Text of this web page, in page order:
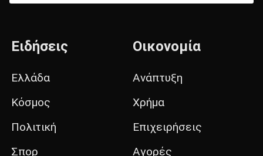
Ειδήσεις
Ελλάδα
Κόσμος
Πολιτική
Σπορ
Οικονομία
Ανάπτυξη
Χρήμα
Επιχειρήσεις
Αγορές